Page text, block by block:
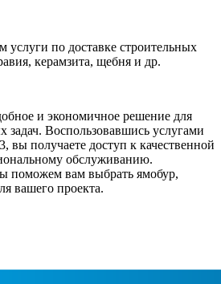
услуги по доставке строительных
керамзита, щебня и др.
и экономичное решение для
задач. Воспользовавшись услугами
вы получаете доступ к качественной
обслуживанию.
поможем вам выбрать ямобур,
вашего проекта.